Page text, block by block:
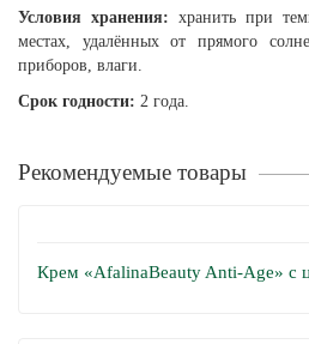
Условия хранения: хранить при
местах, удалённых от прямого
приборов, влаги.
Срок годности: 2 года.
Рекомендуемые товары
Крем «AfalinaBeauty Anti-Age» с